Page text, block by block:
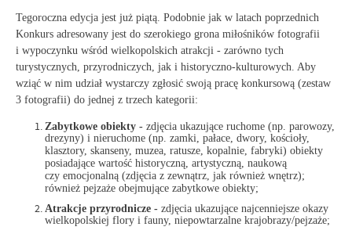
Tegoroczna edycja jest już piątą. Podobnie jak w latach poprzednich
Konkurs adresowany jest do szerokiego grona miłośników fotografii
i wypoczynku wśród wielkopolskich atrakcji - zarówno tych
turystycznych, przyrodniczych, jak i historyczno-kulturowych. Aby
wziąć w nim udział wystarczy zgłosić swoją pracę konkursową (zestaw
3 fotografii) do jednej z trzech kategorii:
Zabytkowe obiekty - zdjęcia ukazujące ruchome (np. parowozy,
drezyny) i nieruchome (np. zamki, pałace, dwory, kościoły,
klasztory, skanseny, muzea, ratusze, kopalnie, fabryki) obiekty
posiadające wartość historyczną, artystyczną, naukową
czy emocjonalną (zdjęcia z zewnątrz, jak również wnętrz);
również pejzaże obejmujące zabytkowe obiekty;
Atrakcje przyrodnicze - zdjęcia ukazujące najcenniejsze okazy
wielkopolskiej flory i fauny, niepowtarzalne krajobrazy/pejzaże;